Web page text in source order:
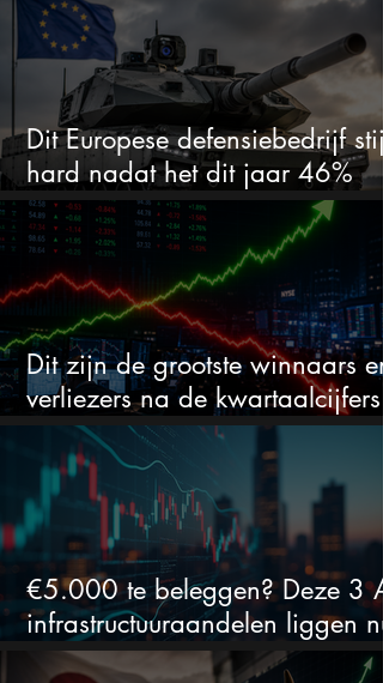
Dit Europese defensiebedrijf
hard nadat het dit jaar 46%
daalde: mooie koopkans?
Dit zijn de grootste winnaars en
verliezers na de kwartaalcijfers
(2 springen eruit)
€5.000 te beleggen? Deze 3
infrastructuuraandelen liggen nu
in de uitverkoop